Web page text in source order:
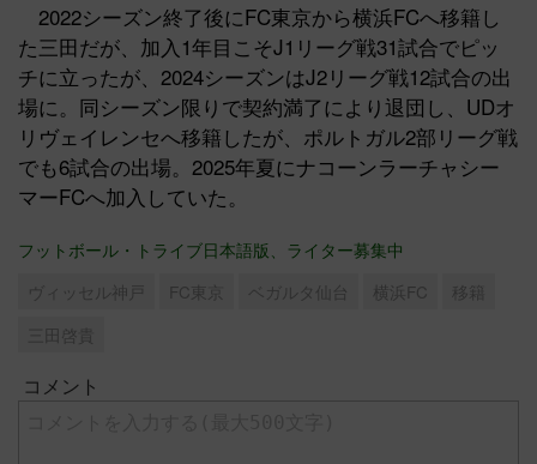
2022シーズン終了後にFC東京から横浜FCへ移籍し
た三田だが、加入1年目こそJ1リーグ戦31試合でピッ
チに立ったが、2024シーズンはJ2リーグ戦12試合の出
場に。同シーズン限りで契約満了により退団し、UDオ
リヴェイレンセへ移籍したが、ポルトガル2部リーグ戦
でも6試合の出場。2025年夏にナコーンラーチャシー
マーFCへ加入していた。
フットボール・トライブ日本語版、ライター募集中
ヴィッセル神戸 FC東京 ベガルタ仙台 横浜FC
移籍
三田啓貴